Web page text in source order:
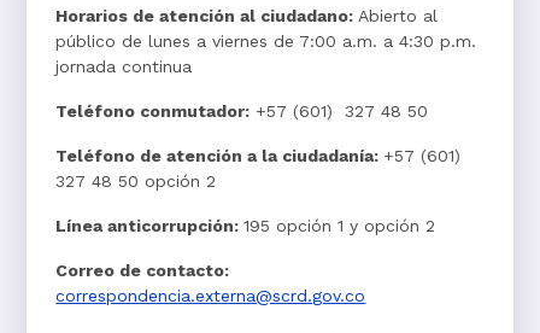
Horarios de atención al ciudadano: Abierto al
público de lunes a viernes de 7:00 a.m. a 4:30 p.m.
jornada continua
Teléfono conmutador: +57 (601) 327 48 50
Teléfono de atención a la ciudadanía: +57 (601)
327 48 50 opción 2
Línea anticorrupción:195 opción 1 y opción 2
Correo de contacto:
correspondencia.externa@scrd.gov.co